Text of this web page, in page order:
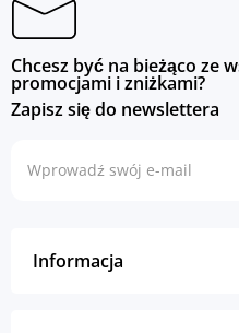
Chcesz być na bieżąco ze
promocjami i zniżkami?
Zapisz się do newslettera
Informacja